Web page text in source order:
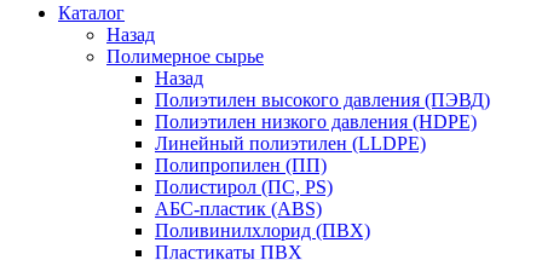
Каталог
Назад
Полимерное сырье
Назад
Полиэтилен высокого давления (ПЭВД)
Полиэтилен низкого давления (HDPE)
Линейный полиэтилен (LLDPE)
Полипропилен (ПП)
Полистирол (ПС, PS)
АБС-пластик (ABS)
Поливинилхлорид (ПВХ)
Пластикаты ПВХ